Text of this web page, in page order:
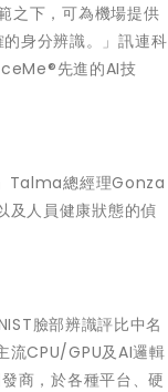
之下，可為機場提供
身分辨識。」訊連科
先進的AI技
Talma總經理Gonza
人員健康狀態的偵
臉部辨識評比中名
CPU/GPU及AI邏輯
商，於各種平台、硬